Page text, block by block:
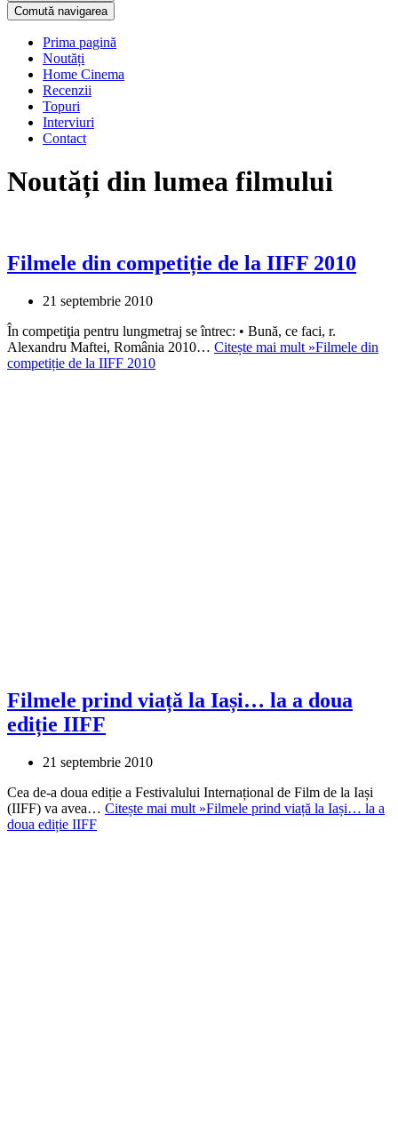
Comută navigarea
Prima pagină
Noutăți
Home Cinema
Recenzii
Topuri
Interviuri
Contact
Noutăți din lumea filmului
Filmele din competiție de la IIFF 2010
21 septembrie 2010
În competiţia pentru lungmetraj se întrec: • Bună, ce faci, r.
Alexandru Maftei, România 2010… Citește mai mult »Filmele din
competiție de la IIFF 2010
Filmele prind viață la Iași… la a doua
ediție IIFF
21 septembrie 2010
Cea de-a doua ediție a Festivalului Internațional de Film de la Iași
(IIFF) va avea… Citește mai mult »Filmele prind viață la Iași… la a
doua ediție IIFF